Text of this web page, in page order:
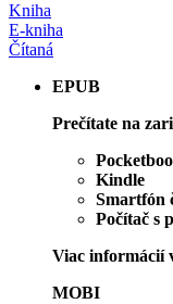
Kniha
E-kniha
Čítaná
EPUB
Prečítate na
Kindle
Smartfón
Počítač s
Viac informácií
MOBI